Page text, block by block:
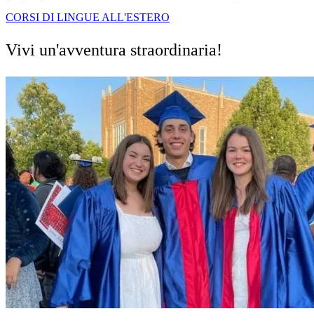
CORSI DI LINGUE ALL'ESTERO
Vivi un'avventura straordinaria!